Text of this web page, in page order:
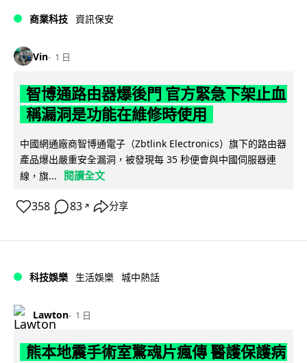
商業科技 資訊保安
Vin 1 日
智博通路由器爆後門 官方緊急下架止血
稱漏洞是功能在維修時使用
中國網通廠商智博通電子（Zbtlink Electronics）旗下的路由器
產品爆出嚴重安全漏洞，被發現每 35 秒便會與中國伺服器連
線，旗...
閱讀全文
358 83 ↗ 分享
科技娛樂 生活娛樂 城中熱話
Lawton 1 日
熊本地震手術室驚魂片瘋傳 醫護保護病